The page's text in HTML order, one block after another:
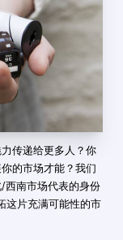
传递给更多人？你
的市场才能？我们
西南市场代表的身份
这片充满可能性的市